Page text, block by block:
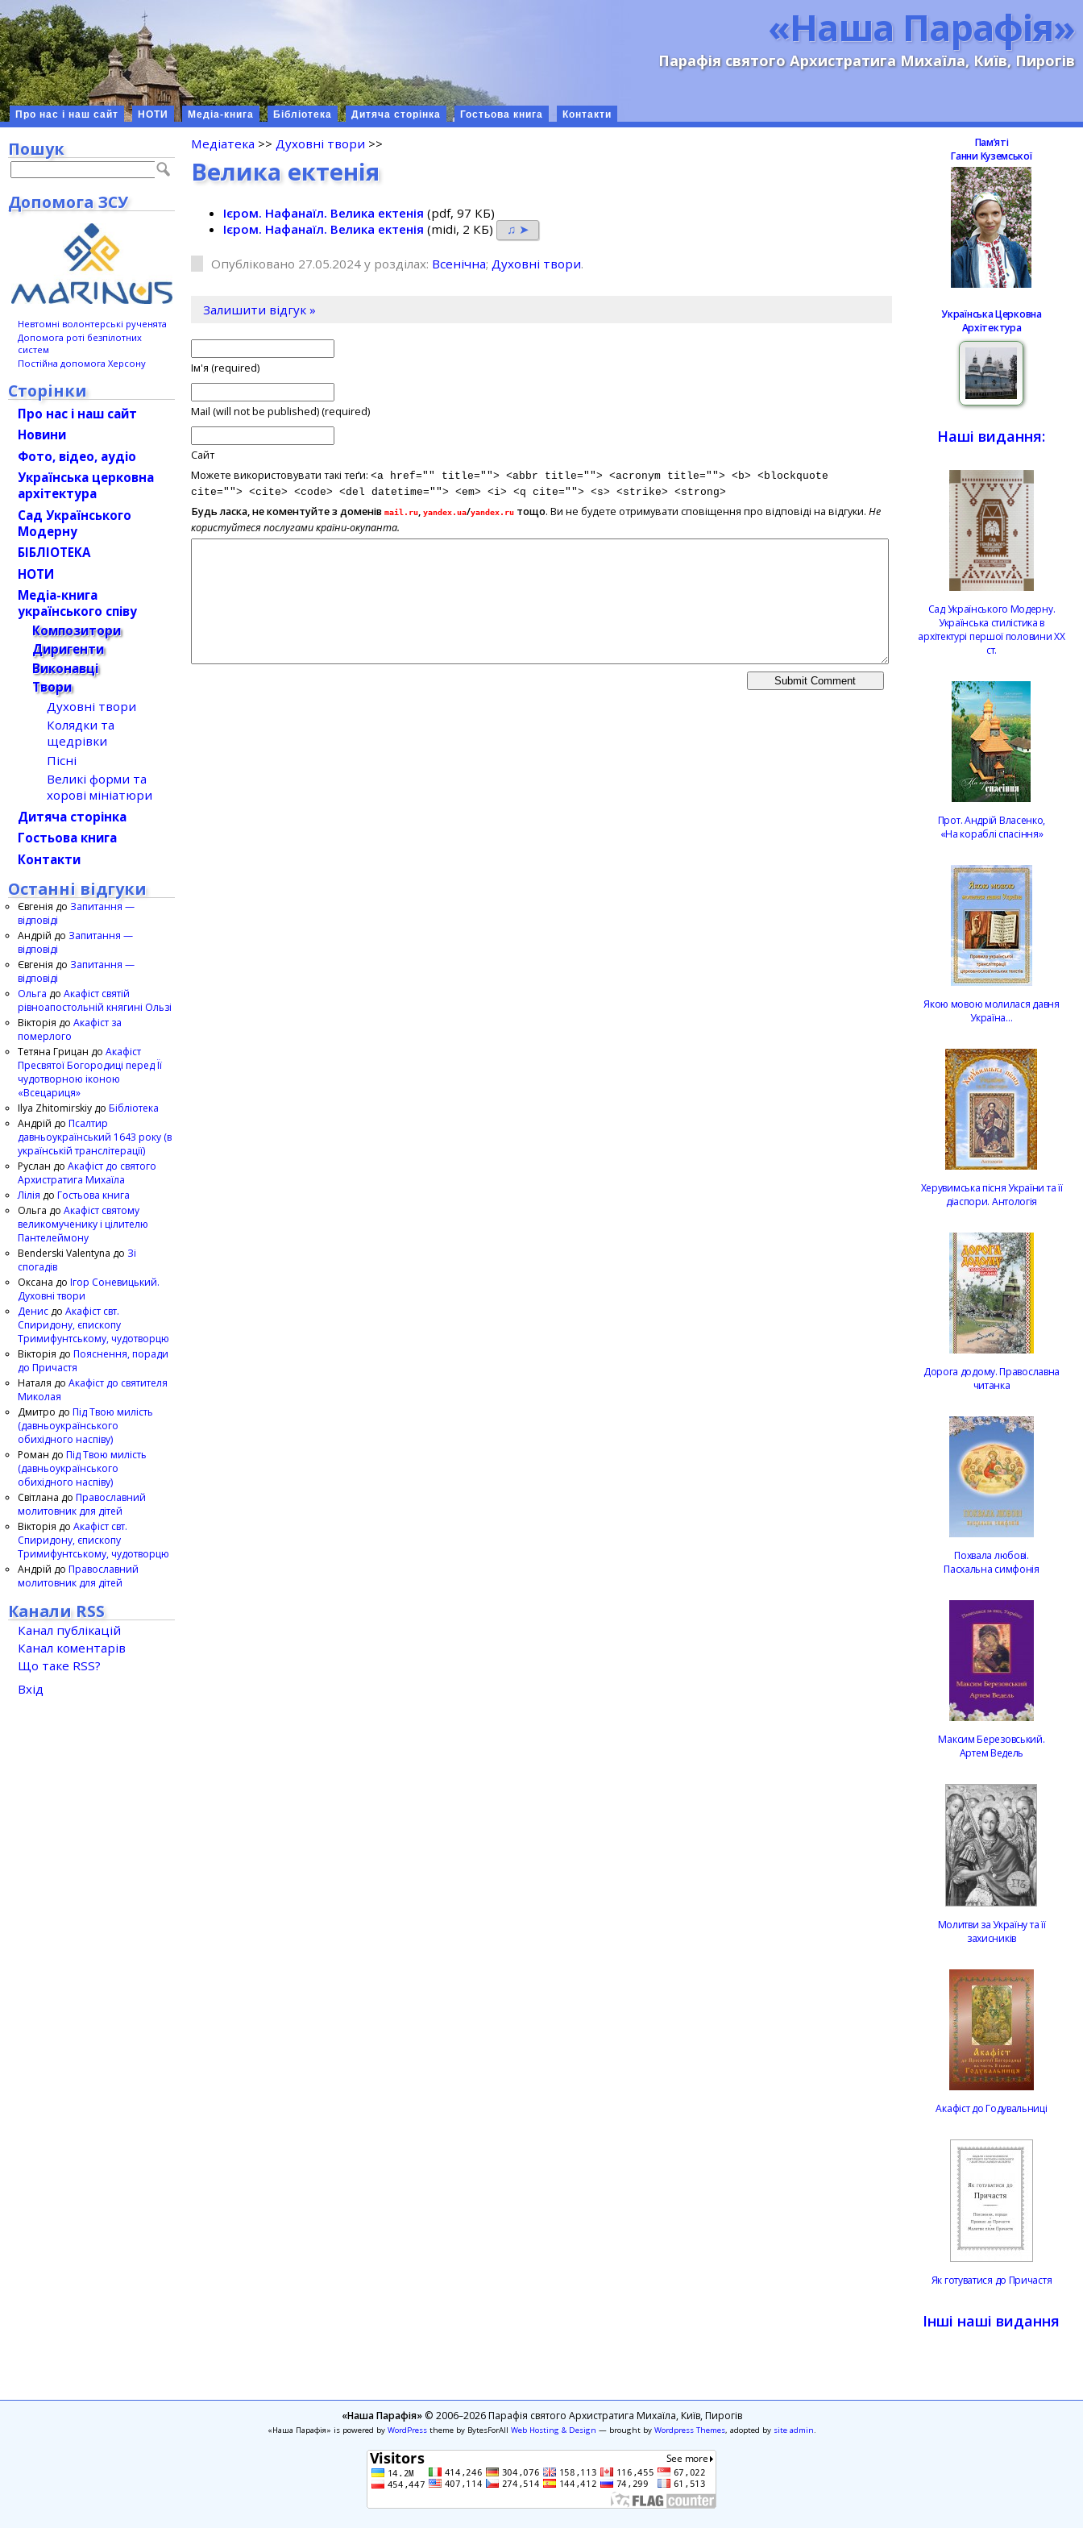
«Наша Парафія»
Парафія святого Архистратига Михаїла, Київ, Пирогів
Про нас і наш сайт НОТИ Медіа-книга Бібліотека Дитяча сторінка Гостьова книга Контакти
Медіатека >>Духовні твори >>
Велика ектенія
Ієром. Нафанаїл. Велика ектенія (pdf, 97 КБ)
Ієром. Нафанаїл. Велика ектенія (midi, 2 КБ) ♫ ➤
Опубліковано 27.05.2024 у розділах: Всенічна; Духовні твори.
Залишити відгук »
Ім'я (required)
Mail (will not be published) (required)
Сайт
Можете використовувати такі теґи:<a href="" title=""> <abbr title=""> <acronym title=""> <b> <blockquote
cite=""> <cite> <code> <del datetime=""> <em> <i> <q cite=""> <s> <strike> <strong>
Будь ласка, не коментуйте з доменівmail.ru,yandex.ua/yandex.ru тощо. Ви не будете отримувати сповіщення про відповіді на відгуки.Не
користуйтеся послугами країни-окупанта.
Пошук
Допомога ЗСУ
Невтомні волонтерські рученята
Допомога роті безпілотних
систем
Постійна допомога Херсону
Сторінки
Про нас і наш сайт
Новини
Фото, відео, аудіо
Українська церковна
архітектура
Сад Українського
Модерну
БІБЛІОТЕКА
НОТИ
Медіа-книга
українського співу
Композитори
Диригенти
Виконавці
Твори
Духовні твори
Колядки та
щедрівки
Пісні
Великі форми та
хорові мініатюри
Дитяча сторінка
Гостьова книга
Контакти
Останні відгуки
Євгенія до Запитання —
відповіді
Андрій до Запитання —
відповіді
Євгенія до Запитання —
відповіді
Ольга до Акафіст святій
рівноапостольній княгині Ользі
Вікторія до Акафіст за
померлого
Тетяна Грицан до Акафіст
Пресвятої Богородиці перед Її
чудотворною іконою
«Всецариця»
Ilya Zhitomirskiy до Бібліотека
Андрій до Псалтир
давньоукраїнський 1643 року (в
українській транслітерації)
Руслан до Акафіст до святого
Архистратига Михаїла
Лілія до Гостьова книга
Ольга до Акафіст святому
великомученику і цілителю
Пантелеймону
Benderski Valentyna до Зі
спогадів
Оксана до Ігор Соневицький.
Духовні твори
Денис до Акафіст свт.
Спиридону, єпископу
Тримифунтському, чудотворцю
Вікторія до Пояснення, поради
до Причастя
Наталя до Акафіст до святителя
Миколая
Дмитро до Під Твою милість
(давньоукраїнського
обихідного наспіву)
Роман до Під Твою милість
(давньоукраїнського
обихідного наспіву)
Світлана до Православний
молитовник для дітей
Вікторія до Акафіст свт.
Спиридону, єпископу
Тримифунтському, чудотворцю
Андрій до Православний
молитовник для дітей
Канали RSS
Канал публікацій
Канал коментарів
Що таке RSS?
Вхід
Памʼяті
Ганни Куземської
Українська Церковна
Архітектура
Наші видання:
Сад Українського Модерну.
Українська стилістика в
архітектурі першої половини ХХ
ст.
Прот. Андрій Власенко,
«На кораблі спасіння»
Якою мовою молилася давня
Україна…
Херувимська пісня України та її
діаспори. Антологія
Дорога додому. Православна
читанка
Похвала любові.
Пасхальна симфонія
Максим Березовський.
Артем Ведель
Молитви за Україну та її
захисників
Акафіст до Годувальниці
Як готуватися до Причастя
Інші наші видання
«Наша Парафія»© 2006–2026 Парафія святого Архистратига Михаїла, Київ, Пирогів
«Наша Парафія» is powered by WordPresstheme by BytesForAll Web Hosting & Design — brought by Wordpress Themes, adopted by site admin.